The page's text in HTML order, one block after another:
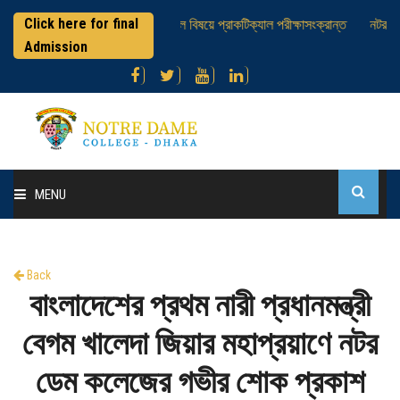
Click here for final
Admission
এইচএসসি পরীক্ষার্থীবৃন্দ ; ভূগোল বিষয়ে প্রাকটিক্যাল পরীক্ষাসংক্রান্ত নটর
MENU
About College
Administration
Academic
Back
বাংলাদেশের প্রথম নারী প্রধানমন্ত্রী
বেগম খালেদা জিয়ার মহাপ্রয়াণে নটর
ডেম কলেজের গভীর শোক প্রকাশ